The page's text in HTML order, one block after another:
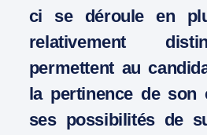
ci se déroule en
relativement
permettent au
la pertinence de son
ses possibilités de